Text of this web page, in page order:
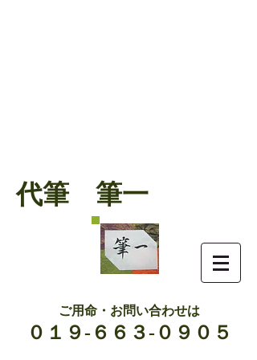
代筆 筆一
ご用命・お問い合わせは
０１９-６６３-０９０５